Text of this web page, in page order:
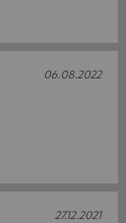
06.08.2022
27.12.2021